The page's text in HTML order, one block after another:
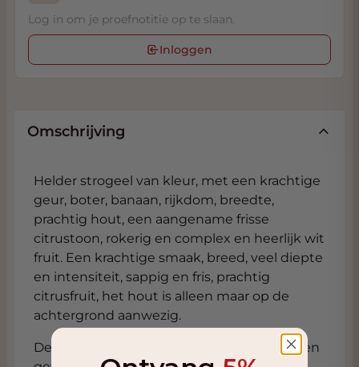
Log in om je proefnotitie op te slaan.
Inloggen
Omschrijving
Helder strogeel van kleur, met een krachtige
geur, boter, banaan, rijkdom, breedte,
prachtig hout, een aangename frisse
citrustoon, rokerig en complex en heerlijk wit
fruit. Een krachtige smaak, breed, veel diepte
en intensiteit, sappig en fris, prachtig
citrusfruit, het hout is alleen maar op de
achtergrond aanwezig.
De Lesca is altijd een van de lievelingswijnen